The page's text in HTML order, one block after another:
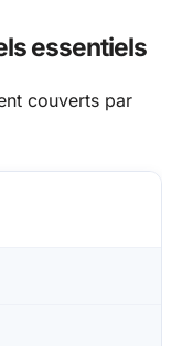
essentiels
couverts par